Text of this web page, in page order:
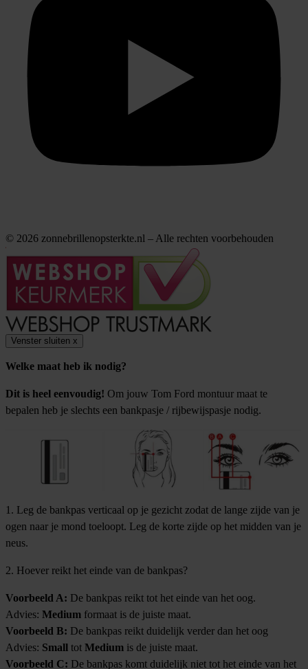
© 2026 zonnebrillenopsterkte.nl – Alle rechten voorbehouden
Venster sluiten x
Welke maat heb ik nodig?
Dit is heel eenvoudig! Om jouw Tom Ford montuur maat te
bepalen heb je slechts een bankpasje / rijbewijspasje nodig.
1. Leg de bankpas verticaal op je gezicht zodat de lange zijde van je
ogen naar je mond toeloopt. Leg de korte zijde op het midden van je
neus.
2. Hoever reikt het einde van de bankpas?
Voorbeeld A: De bankpas reikt tot het einde van het oog.
Advies: Medium formaat is de juiste maat.
Voorbeeld B: De bankpas reikt duidelijk verder dan het oog
Advies: Small tot Medium is de juiste maat.
Voorbeeld C: De bankpas komt duidelijk niet tot het einde van het